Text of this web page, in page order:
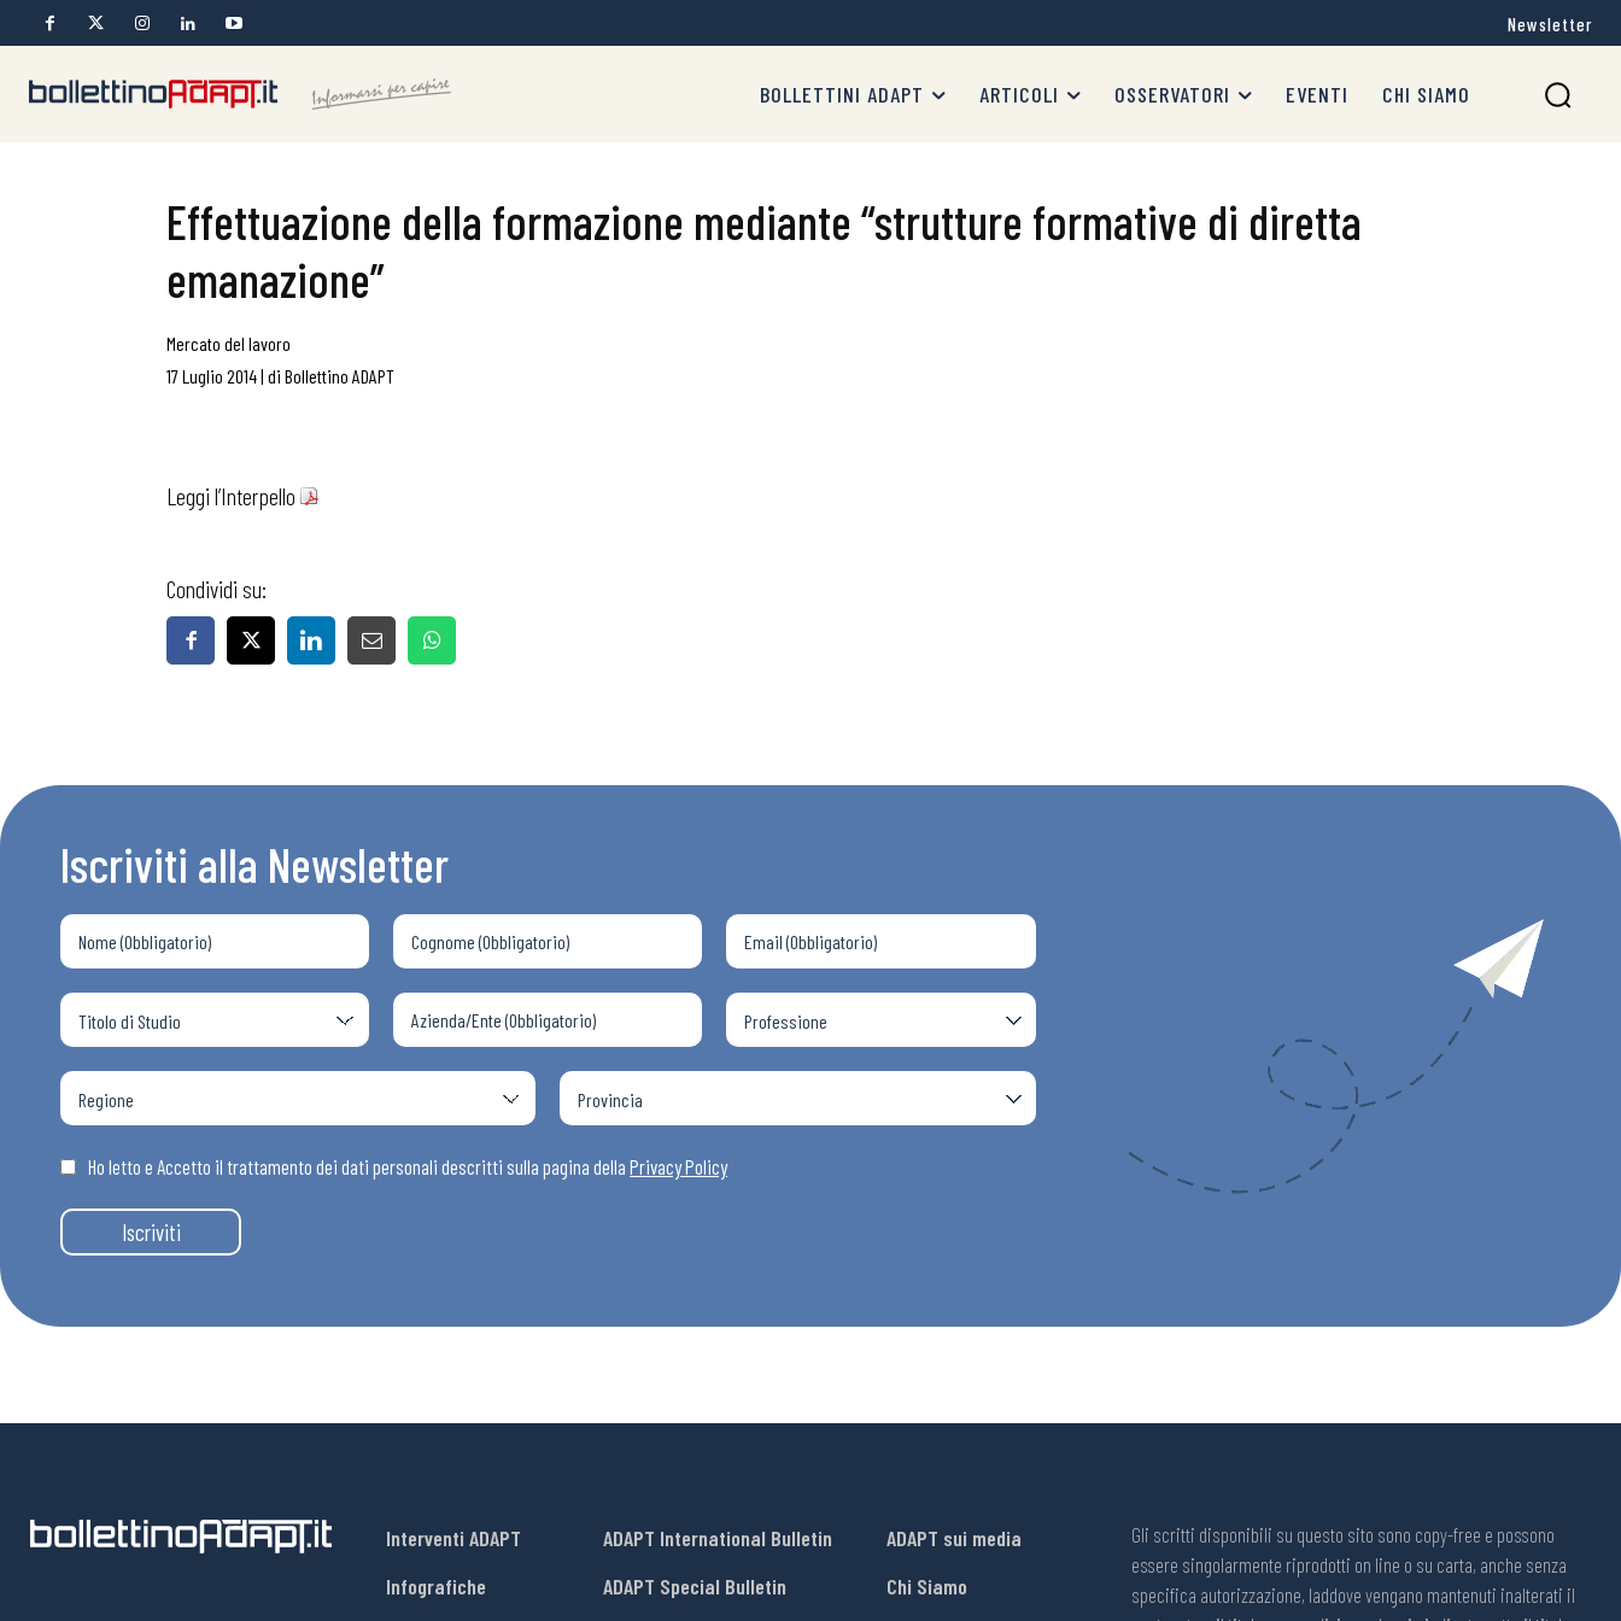
Bollettini ADAPT
Articoli
Osservatori
Eventi
Newsletter
BOLLETTINI ADAPT ARTICOLI OSSERVATORI EVENTI CHI SIAMO
Effettuazione della formazione mediante “strutture formative di diretta
emanazione”
Mercato del lavoro
17 Luglio 2014| di Bollettino ADAPT
Leggi l’Interpello
Condividi su:
Iscriviti alla Newsletter
Ho letto e Accetto il trattamento dei dati personali descritti sulla pagina della Privacy Policy
Iscriviti
Interventi ADAPT
Infografiche
ADAPT International Bulletin
ADAPT Special Bulletin
ADAPT sui media
Chi Siamo
Gli scritti disponibili su questo sito sono copy-free e possono
essere singolarmente riprodotti on line o su carta, anche senza
specifica autorizzazione, laddove vengano mantenuti inalterati il